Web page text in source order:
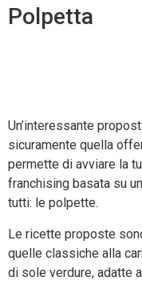
Polpetta
Un’interessante
sicuramente quella
permette di avviare la
franchising basata su
tutti: le polpette.
Le ricette proposte
quelle classiche alla
di sole verdure, adatte